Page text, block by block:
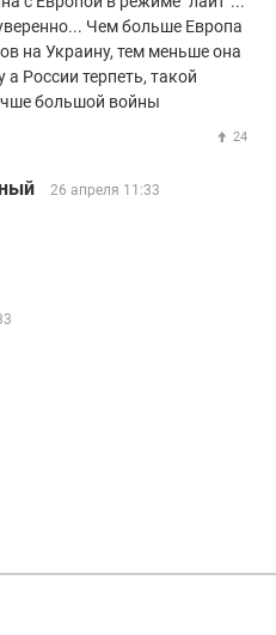
Чем больше Европа
на Украину, тем меньше она
а России терпеть, такой
большой войны
24
26 апреля 11:33